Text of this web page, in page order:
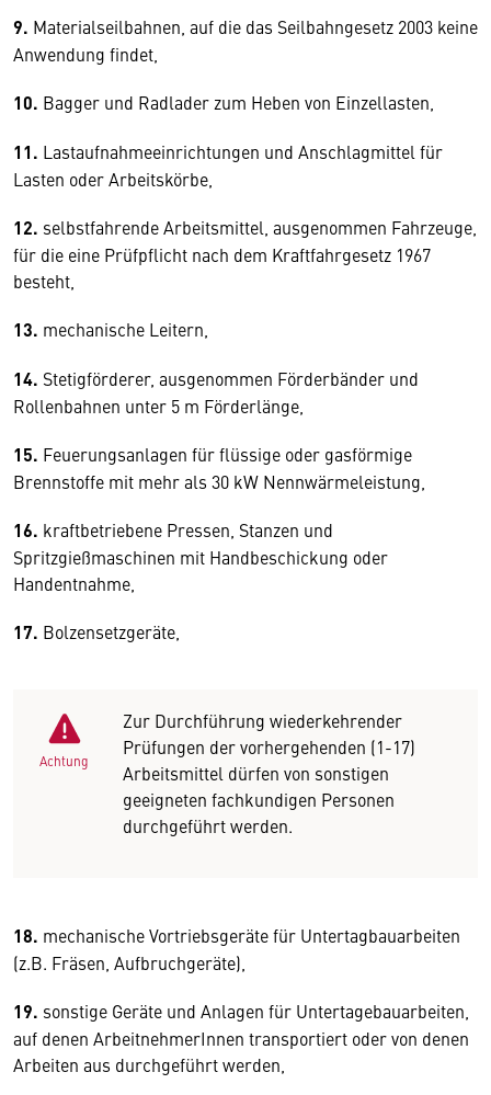
9. Materialseilbahnen, auf die das Seilbahngesetz 2003 keine
Anwendung findet,
10. Bagger und Radlader zum Heben von Einzellasten,
11. Lastaufnahmeeinrichtungen und Anschlagmittel für
Lasten oder Arbeitskörbe,
12. selbstfahrende Arbeitsmittel, ausgenommen Fahrzeuge,
für die eine Prüfpflicht nach dem Kraftfahrgesetz 1967
besteht,
13. mechanische Leitern,
14. Stetigförderer, ausgenommen Förderbänder und
Rollenbahnen unter 5 m Förderlänge,
15. Feuerungsanlagen für flüssige oder gasförmige
Brennstoffe mit mehr als 30 kW Nennwärmeleistung,
16. kraftbetriebene Pressen, Stanzen und
Spritzgießmaschinen mit Handbeschickung oder
Handentnahme,
17. Bolzensetzgeräte,
Achtung
Zur Durchführung wiederkehrender
Prüfungen der vorhergehenden (1-17)
Arbeitsmittel dürfen von sonstigen
geeigneten fachkundigen Personen
durchgeführt werden.
18. mechanische Vortriebsgeräte für Untertagbauarbeiten
(z.B. Fräsen, Aufbruchgeräte),
19. sonstige Geräte und Anlagen für Untertagebauarbeiten,
auf denen ArbeitnehmerInnen transportiert oder von denen
Arbeiten aus durchgeführt werden,